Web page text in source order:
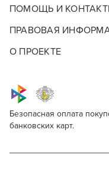
ПОМОЩЬ И
ПРАВОВАЯ
О ПРОЕКТЕ
Безопасная оплата
банковских карт.
Y.S.Park